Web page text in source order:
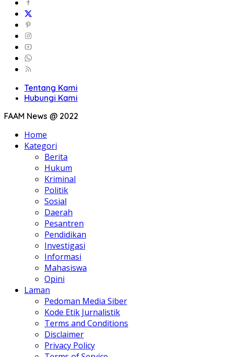
Tentang Kami
Hubungi Kami
FAAM News @ 2022
Home
Kategori
Berita
Hukum
Kriminal
Politik
Sosial
Daerah
Pesantren
Pendidikan
Investigasi
Informasi
Mahasiswa
Opini
Laman
Pedoman Media Siber
Kode Etik Jurnalistik
Terms and Conditions
Disclaimer
Privacy Policy